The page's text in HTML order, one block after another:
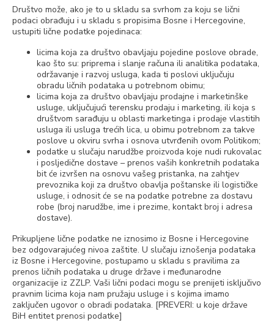
Društvo može, ako je to u skladu sa svrhom za koju se lični
podaci obrađuju i u skladu s propisima Bosne i Hercegovine,
ustupiti lične podatke pojedinaca:
licima koja za društvo obavljaju pojedine poslove obrade,
kao što su: priprema i slanje računa ili analitika podataka,
održavanje i razvoj usluga, kada ti poslovi uključuju
obradu ličnih podataka u potrebnom obimu;
licima koja za društvo obavljaju prodajne i marketinške
usluge, uključujući terensku prodaju i marketing, ili koja s
društvom sarađuju u oblasti marketinga i prodaje vlastitih
usluga ili usluga trećih lica, u obimu potrebnom za takve
poslove u okviru svrha i osnova utvrđenih ovom Politikom;
podatke u slučaju narudžbe proizvoda koje nudi rukovalac
i posljedične dostave – prenos vaših konkretnih podataka
bit će izvršen na osnovu vašeg pristanka, na zahtjev
prevoznika koji za društvo obavlja poštanske ili logističke
usluge, i odnosit će se na podatke potrebne za dostavu
robe (broj narudžbe, ime i prezime, kontakt broj i adresa
dostave).
Prikupljene lične podatke ne iznosimo iz Bosne i Hercegovine
bez odgovarajućeg nivoa zaštite. U slučaju iznošenja podataka
iz Bosne i Hercegovine, postupamo u skladu s pravilima za
prenos ličnih podataka u druge države i međunarodne
organizacije iz ZZLP. Vaši lični podaci mogu se prenijeti isključivo
pravnim licima koja nam pružaju usluge i s kojima imamo
zaključen ugovor o obradi podataka. [PREVERI: u koje države
BiH entitet prenosi podatke]